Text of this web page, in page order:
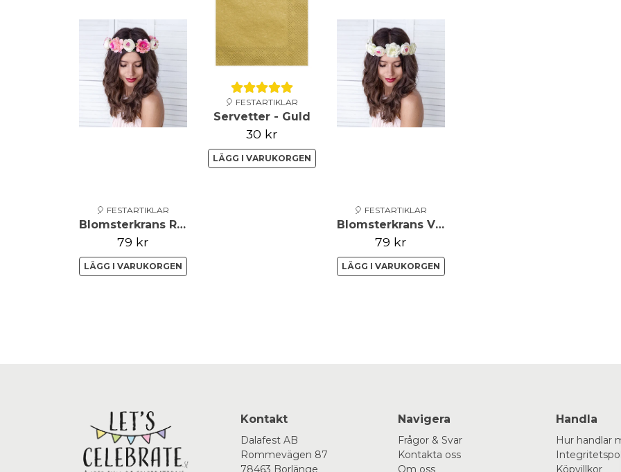
🎈 FESTARTIKLAR
Blomsterkrans Rosa/Vit 17cm
79 kr
LÄGG I VARUKORGEN
🎈 FESTARTIKLAR
Servetter - Guld
30 kr
LÄGG I VARUKORGEN
🎈 FESTARTIKLAR
Blomsterkrans Vit 17cm
79 kr
LÄGG I VARUKORGEN
Kontakt
Dalafest AB
Rommevägen 87
78463 Borlänge
Navigera
Frågor & Svar
Kontakta oss
Om oss
Handla
Hur handlar
Köpvillkor